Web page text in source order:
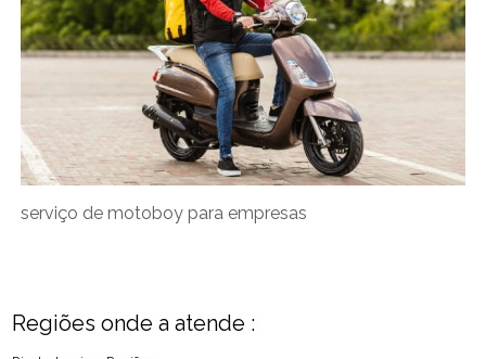
serviço de motoboy para empresas
Regiões onde a atende :